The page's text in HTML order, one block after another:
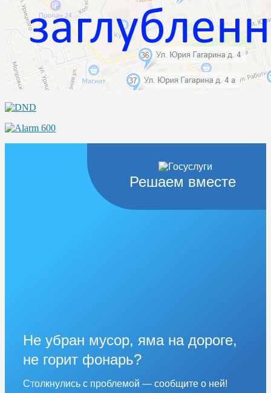
Решаем вместе
Не убран мусор, яма на дороге,
не горит фонарь?
Столкнулись с проблемой — сообщите о ней!